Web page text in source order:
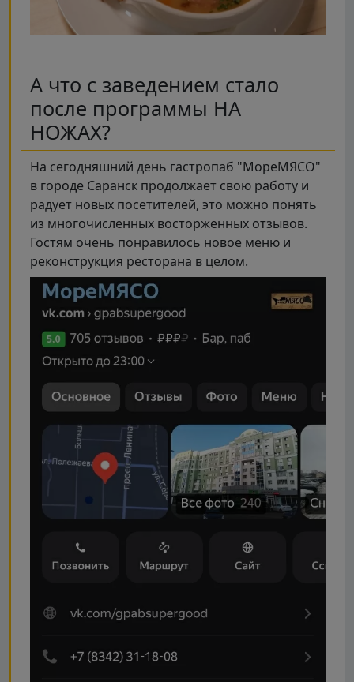
А что с заведением стало
после программы НА
НОЖАХ?
На сегодняшний день гастропаб "МореМЯСО"
в городе Саранск продолжает свою работу и
радует новых посетителей, это можно понять
из многочисленных восторженных отзывов.
Гостям очень понравилось новое меню и
реконструкция ресторана в целом.